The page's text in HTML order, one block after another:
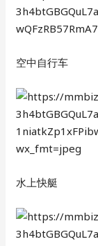
空中自行车
水上快艇